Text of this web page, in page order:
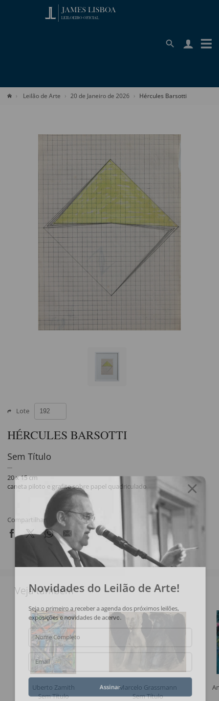
Leilão de Arte 20 de Janeiro de 2026 Hércules Barsotti
Lote
HÉRCULES BARSOTTI
Sem Título
20 x 15 cm
caneta piloto e grafite sobre papel quadriculado
Compartilhar
Veja também
Uberto Zamith
Sem Título
Marcelo Grassmann
Sem Título
Novidades do Leilão de Arte!
Seja o primeiro a receber a agenda dos próximos leilões,
exposições e novidades de acervo.
Nome Completo
Email